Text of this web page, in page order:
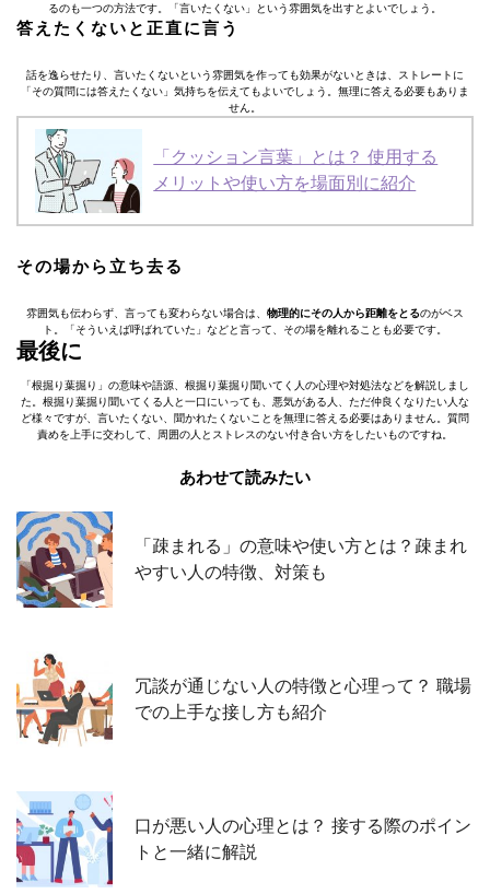
るのも一つの方法です。「言いたくない」という雰囲気を出すとよいでしょう。
答えたくないと正直に言う
話を逸らせたり、言いたくないという雰囲気を作っても効果がないときは、ストレートに
「その質問には答えたくない」気持ちを伝えてもよいでしょう。無理に答える必要もありま
せん。
「クッション言葉」とは？ 使用する
メリットや使い方を場面別に紹介
その場から立ち去る
雰囲気も伝わらず、言っても変わらない場合は、 物理的にその人から距離をとるのがベス
ト。「そういえば呼ばれていた」などと言って、その場を離れることも必要です。
最後に
「根掘り葉掘り」の意味や語源、根掘り葉掘り聞いてく人の心理や対処法などを解説しまし
た。根掘り葉掘り聞いてくる人と一口にいっても、悪気がある人、ただ仲良くなりたい人な
ど様々ですが、言いたくない、聞かれたくないことを無理に答える必要はありません。質問
責めを上手に交わして、周囲の人とストレスのない付き合い方をしたいものですね。
あわせて読みたい
「疎まれる」の意味や使い方とは？疎まれ
やすい人の特徴、対策も
冗談が通じない人の特徴と心理って？ 職場
での上手な接し方も紹介
口が悪い人の心理とは？ 接する際のポイン
トと一緒に解説